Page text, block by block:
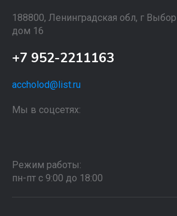
188800, Ленинградская обл, г
дом 16
+7 952-2211163
accholod@list.ru
Мы в соцсетях:
Режим работы:
пн-пт с 9:00 до 18:00